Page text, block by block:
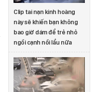
Clip tai nạn kinh hoàng
này sẽ khiến bạn không
bao giờ dám để trẻ nhỏ
ngồi cạnh nồi lẩu nữa